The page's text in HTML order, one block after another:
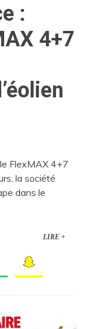
:
4+7
FlexMAX 4+7
la société
dans le
LIRE +